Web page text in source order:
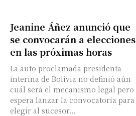
Jeanine Áñez anunció que
se convocarán a elecciones
en las próximas horas
La auto proclamada presidenta
interina de Bolivia no definió aún
cuál será el mecanismo legal pero
espera lanzar la convocatoria para
elegir al sucesor...